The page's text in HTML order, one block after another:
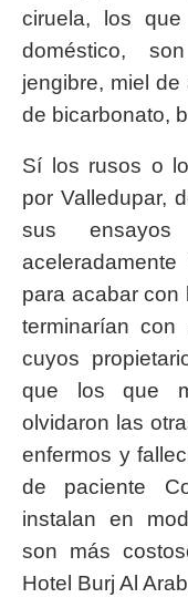
ciruela, los
doméstico,
jengibre, miel
de bicarbonato,
Sí los rusos o
por Valledupar,
sus
para acabar con
terminarían
cuyos
que los que
olvidaron las
enfermos y
de paciente
instalan en
son más
Hotel Burj Al